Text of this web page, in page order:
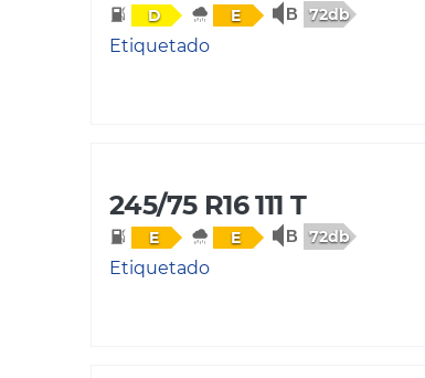
D E 72db
Etiquetado
245/75 R16 111 T
E E 72db
Etiquetado